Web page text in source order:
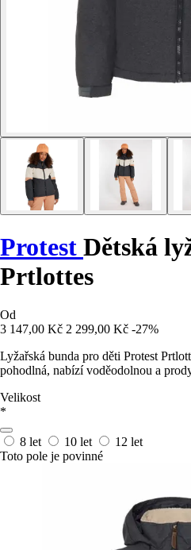
Protest Dětská
Prtlottes
Od
3 147,00 Kč 2 299,00 Kč -27%
Lyžařská bunda pro děti Protest
pohodlná, nabízí voděodolnou a
Velikost
*
8 let 10 let
12 let
Toto pole je povinné